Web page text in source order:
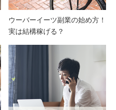
ウーバーイーツ副業の始め方！
実は結構稼げる？